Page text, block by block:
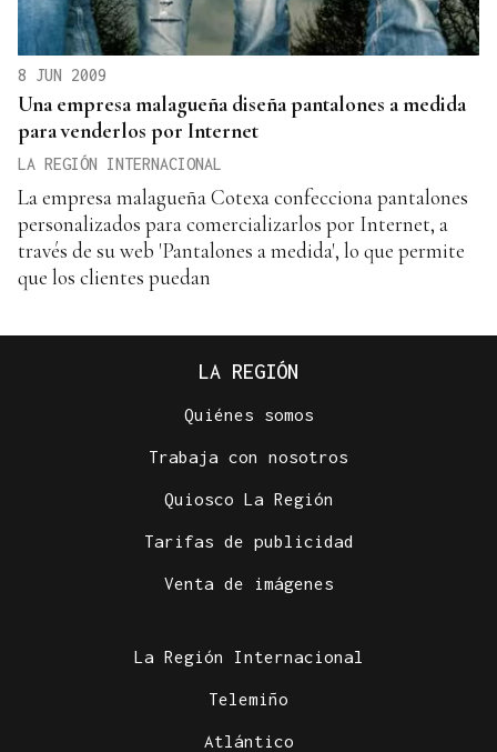
8 JUN 2009
Una empresa malagueña diseña pantalones a medida
para venderlos por Internet
LA REGIÓN INTERNACIONAL
La empresa malagueña Cotexa confecciona pantalones
personalizados para comercializarlos por Internet, a
través de su web 'Pantalones a medida', lo que permite
que los clientes puedan
LA REGIÓN
Quiénes somos
Trabaja con nosotros
Quiosco La Región
Tarifas de publicidad
Venta de imágenes
La Región Internacional
Telemiño
Atlántico